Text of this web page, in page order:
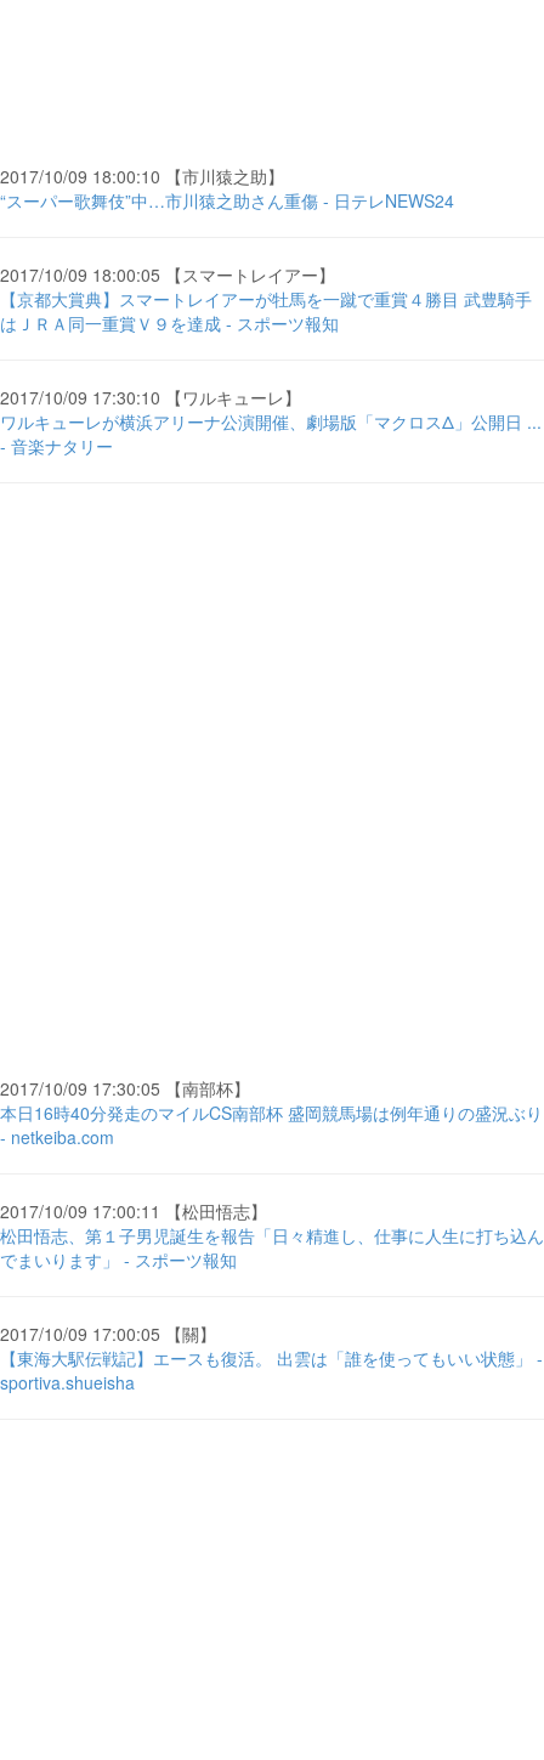
2017/10/09 18:00:10 【市川猿之助】
“スーパー歌舞伎”中…市川猿之助さん重傷 - 日テレNEWS24
2017/10/09 18:00:05 【スマートレイアー】
【京都大賞典】スマートレイアーが牡馬を一蹴で重賞４勝目 武豊騎手
はＪＲＡ同一重賞Ｖ９を達成 - スポーツ報知
2017/10/09 17:30:10 【ワルキューレ】
ワルキューレが横浜アリーナ公演開催、劇場版「マクロスΔ」公開日 ...
- 音楽ナタリー
2017/10/09 17:30:05 【南部杯】
本日16時40分発走のマイルCS南部杯 盛岡競馬場は例年通りの盛況ぶり
- netkeiba.com
2017/10/09 17:00:11 【松田悟志】
松田悟志、第１子男児誕生を報告「日々精進し、仕事に人生に打ち込ん
でまいります」 - スポーツ報知
2017/10/09 17:00:05 【關】
【東海大駅伝戦記】エースも復活。 出雲は「誰を使ってもいい状態」 -
sportiva.shueisha